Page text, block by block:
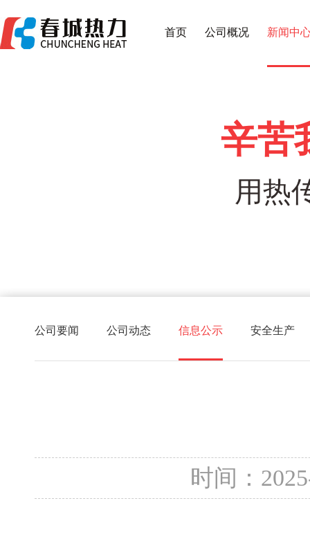
首页 公司概况 新闻中
辛苦
用热
公司要闻 公司动态 信息公示 安全生产
时间：